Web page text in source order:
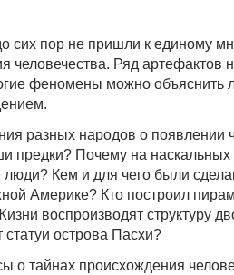
сих пор не пришли к единому
человечества. Ряд артефактов
феномены можно объяснить
разных народов о появлении
предки? Почему на наскальных
Кем и для чего были
Америке? Кто построил
воспроизводят структуру
острова Пасхи?
о тайнах происхождения